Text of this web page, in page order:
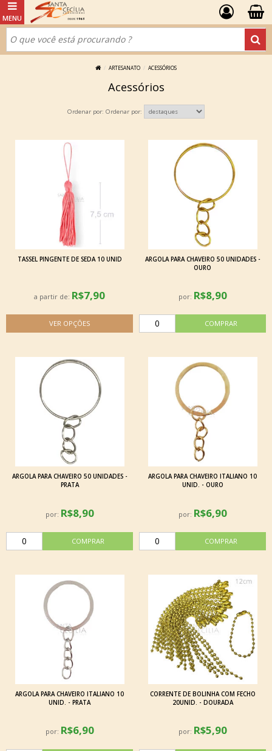
ARTESANATO ACESSÓRIOS
Acessórios
Ordenar por:
TASSEL PINGENTE DE SEDA 10 UNID
a partir de: R$7,90
ARGOLA PARA CHAVEIRO 50 UNIDADES -
OURO
por: R$8,90
ARGOLA PARA CHAVEIRO 50 UNIDADES -
PRATA
por: R$8,90
ARGOLA PARA CHAVEIRO ITALIANO 10
UNID. - OURO
por: R$6,90
ARGOLA PARA CHAVEIRO ITALIANO 10
UNID. - PRATA
por: R$6,90
CORRENTE DE BOLINHA COM FECHO
20UNID. - DOURADA
por: R$5,90